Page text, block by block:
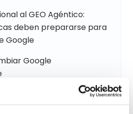
al GEO Agéntico:
deben prepararse para
Google
Google
para ser GEO
hemos hecho en Azurally